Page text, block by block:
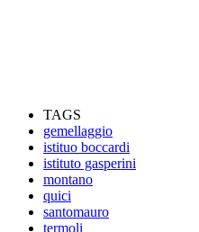
TAGS
gemellaggio
istituo boccardi
istituto gasperini
montano
quici
santomauro
termoli